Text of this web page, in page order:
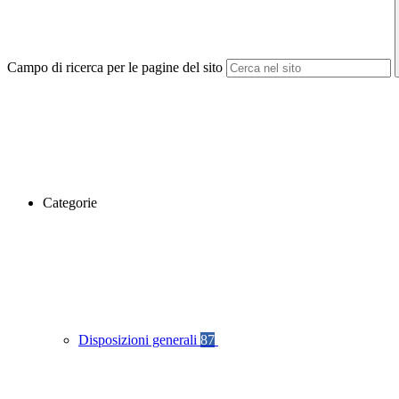
Campo di ricerca per le pagine del sito
Categorie
Disposizioni generali 87